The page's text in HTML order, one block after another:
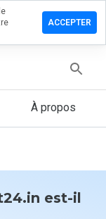
À propos
est-il
ACCEPTER